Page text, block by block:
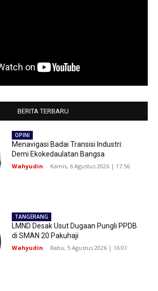
BERITA TERBARU
OPINI
Menavigasi Badai Transisi Industri:
Demi Ekokedaulatan Bangsa
Wahyudin - Kamis, 6 Agustus 2026 | 17:56
TANGERANG
LMND Desak Usut Dugaan Pungli PPDB
di SMAN 20 Pakuhaji
Wahyudin - Rabu, 5 Agustus 2026 | 16:01